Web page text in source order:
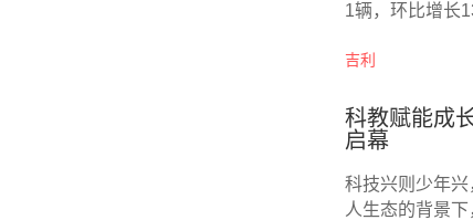
1辆，环比增长
辆；新能源销
4%；一季度海
出口超过6万辆
吉利
科教赋能成
启幕
科技兴则少年
人生态的背景